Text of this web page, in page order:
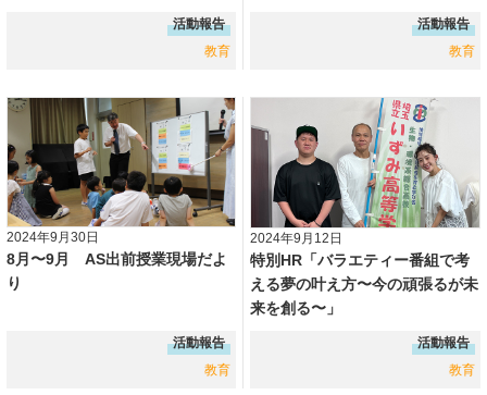
活動報告
教育
活動報告
教育
2024年9月30日
8月〜9月 AS出前授業現場だよ
り
活動報告
教育
2024年9月12日
特別HR「バラエティー番組で考
える夢の叶え方〜今の頑張るが未
来を創る〜」
活動報告
教育